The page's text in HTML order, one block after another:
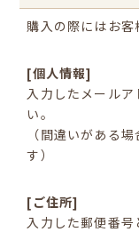
購入の際にはお客
[個人情報]
入力したメール
い。
（間違いがある
す）
[ご住所]
入力した郵便番